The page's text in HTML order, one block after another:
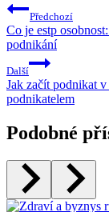
Předchozí
Co je estp
podnikání
Další
Jak začít podnikat v
podnikatelem
Podobné